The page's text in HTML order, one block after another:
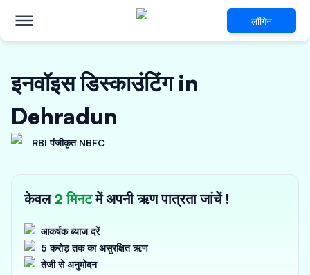
लॉगिन
इनवॉइस डिस्काउंटिंग in
Dehradun
RBI पंजीकृत NBFC
केवल2 मिनटमें अपनी ऋण पात्रता जांचें !
आकर्षक ब्याज दरें
5 करोड़ तक का असुरक्षित ऋण
तेजी से अनुमोदन